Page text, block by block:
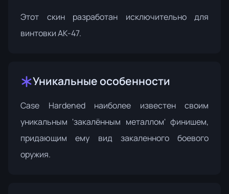
Этот скин разработан исключительно для
винтовки AK-47.
Уникальные особенности
Case Hardened наиболее известен своим
уникальным 'закалённым металлом' финишем,
придающим ему вид закаленного боевого
оружия.